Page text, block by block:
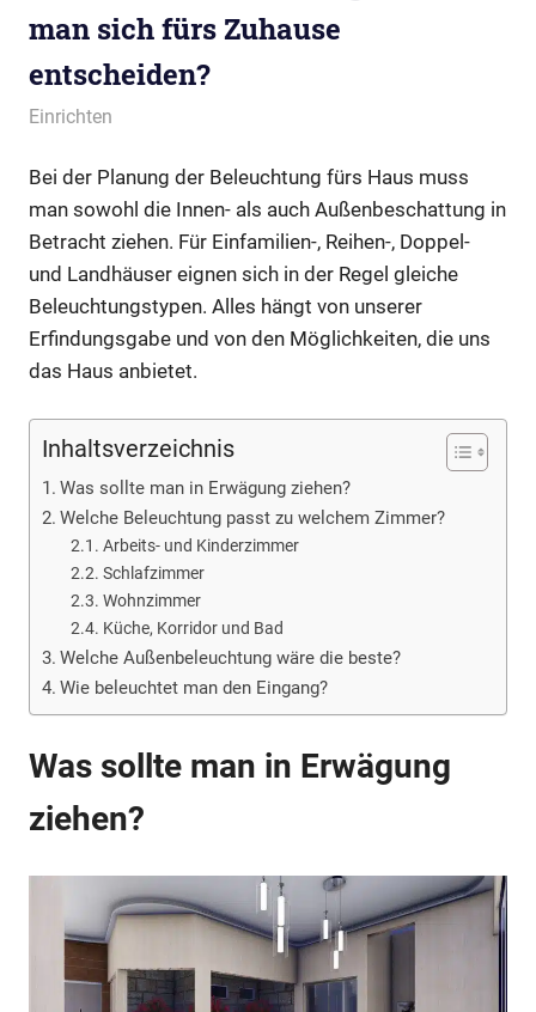
man sich fürs Zuhause
entscheiden?
Juli 8, 2021
Redaktion
Einrichten
Bei der Planung der Beleuchtung fürs Haus muss
man sowohl die Innen- als auch Außenbeschattung in
Betracht ziehen. Für Einfamilien-, Reihen-, Doppel-
und Landhäuser eignen sich in der Regel gleiche
Beleuchtungstypen. Alles hängt von unserer
Erfindungsgabe und von den Möglichkeiten, die uns
das Haus anbietet.
Inhaltsverzeichnis
Was sollte man in Erwägung ziehen?
Welche Beleuchtung passt zu welchem Zimmer?
Arbeits- und Kinderzimmer
Schlafzimmer
Wohnzimmer
Küche, Korridor und Bad
Welche Außenbeleuchtung wäre die beste?
Wie beleuchtet man den Eingang?
Was sollte man in Erwägung
ziehen?